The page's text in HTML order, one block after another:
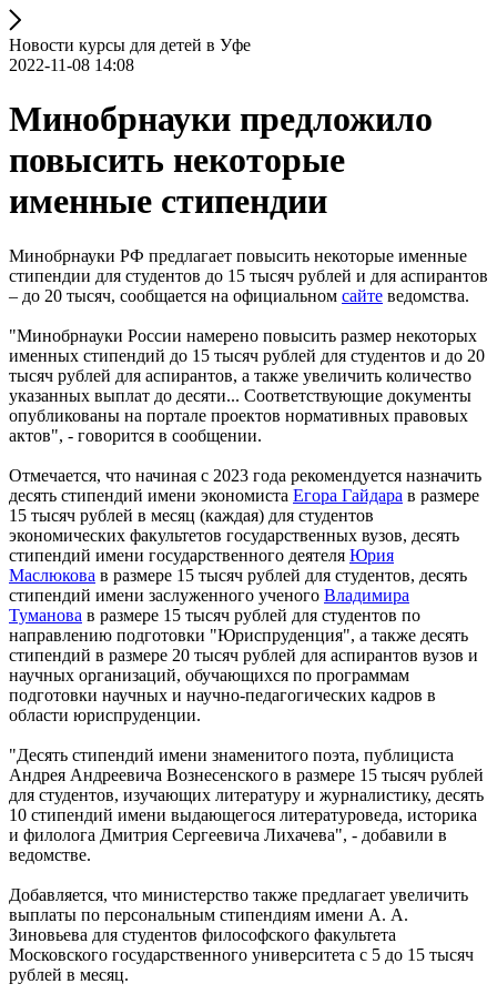
Новости курсы для детей в Уфе
2022-11-08 14:08
Минобрнауки предложило
повысить некоторые
именные стипендии
Минобрнауки РФ предлагает повысить некоторые именные
стипендии для студентов до 15 тысяч рублей и для аспирантов
– до 20 тысяч, сообщается на официальном сайте ведомства.
"Минобрнауки России намерено повысить размер некоторых
именных стипендий до 15 тысяч рублей для студентов и до 20
тысяч рублей для аспирантов, а также увеличить количество
указанных выплат до десяти... Соответствующие документы
опубликованы на портале проектов нормативных правовых
актов", - говорится в сообщении.
Отмечается, что начиная с 2023 года рекомендуется назначить
десять стипендий имени экономиста Егора Гайдара в размере
15 тысяч рублей в месяц ‎(каждая) для студентов
экономических факультетов государственных вузов, десять
стипендий имени государственного деятеля Юрия
Маслюкова в размере 15 тысяч рублей для студентов, десять
стипендий имени заслуженного ученого Владимира
Туманова в размере 15 тысяч рублей для студентов по
направлению подготовки "Юриспруденция", а также десять
стипендий в размере 20 тысяч рублей для аспирантов вузов и
научных организаций, обучающихся по программам
подготовки научных ‎и научно-педагогических кадров в
области юриспруденции.
"Десять стипендий имени знаменитого поэта, публициста
Андрея Андреевича Вознесенского в размере 15 тысяч рублей
для студентов, изучающих литературу и журналистику, десять
10 стипендий имени выдающегося литературоведа, историка
и филолога Дмитрия Сергеевича Лихачева", - добавили в
ведомстве.
Добавляется, что министерство также предлагает увеличить
выплаты по персональным стипендиям имени А. А.
Зиновьева для студентов философского факультета
Московского государственного университета с 5 до 15 тысяч
рублей в месяц.